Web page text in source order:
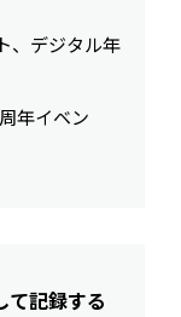
、デジタル年
年イベン
て記録する